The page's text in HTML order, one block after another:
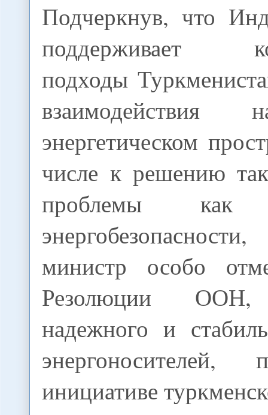
Подчеркнув, что
поддерживает
подходы
энергетическом
числе к решению
проблемы как
министр особо
Резолюции ООН,
надежного и
инициативе